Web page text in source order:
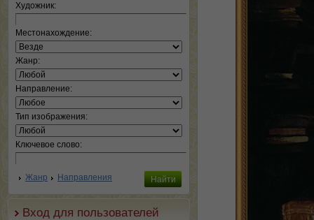
Художник:
Местонахождение:
Жанр:
Направление:
Тип изображения:
Ключевое слово:
Жанр Направления
Вход для пользователей